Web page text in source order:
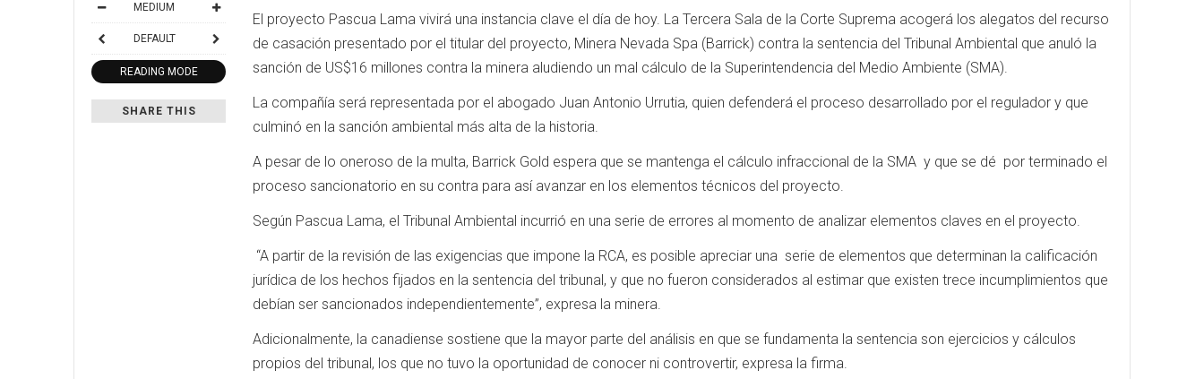
MEDIUM
DEFAULT
READING MODE
SHARE THIS
El proyecto Pascua Lama vivirá una instancia clave el día de hoy. La Tercera Sala de la Corte Suprema acogerá los alegatos del recurso
de casación presentado por el titular del proyecto, Minera Nevada Spa (Barrick) contra la sentencia del Tribunal Ambiental que anuló la
sanción de US$16 millones contra la minera aludiendo un mal cálculo de la Superintendencia del Medio Ambiente (SMA).
La compañía será representada por el abogado Juan Antonio Urrutia, quien defenderá el proceso desarrollado por el regulador y que
culminó en la sanción ambiental más alta de la historia.
A pesar de lo oneroso de la multa, Barrick Gold espera que se mantenga el cálculo infraccional de la SMA y que se dé por terminado el
proceso sancionatorio en su contra para así avanzar en los elementos técnicos del proyecto.
Según Pascua Lama, el Tribunal Ambiental incurrió en una serie de errores al momento de analizar elementos claves en el proyecto.
“A partir de la revisión de las exigencias que impone la RCA, es posible apreciar una serie de elementos que determinan la calificación
jurídica de los hechos fijados en la sentencia del tribunal, y que no fueron considerados al estimar que existen trece incumplimientos que
debían ser sancionados independientemente”, expresa la minera.
Adicionalmente, la canadiense sostiene que la mayor parte del análisis en que se fundamenta la sentencia son ejercicios y cálculos
propios del tribunal, los que no tuvo la oportunidad de conocer ni controvertir, expresa la firma.